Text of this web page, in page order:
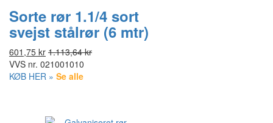
Sorte rør 1.1/4 sort
svejst stålrør (6 mtr)
601,75 kr 1.113,64 kr
VVS nr. 021001010
KØB HER » Se alle